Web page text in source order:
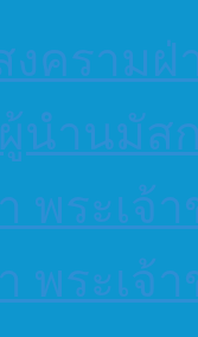
งคราม
นำนมัส
พระเจ้
พระเจ้